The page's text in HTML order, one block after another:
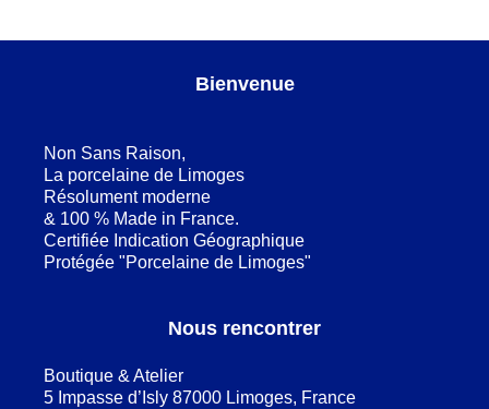
Bienvenue
Non Sans Raison,
La porcelaine de Limoges
Résolument moderne
& 100 % Made in France.
Certifiée Indication Géographique
Protégée "Porcelaine de Limoges"
Nous rencontrer
Boutique & Atelier
5 Impasse d’Isly 87000 Limoges, France